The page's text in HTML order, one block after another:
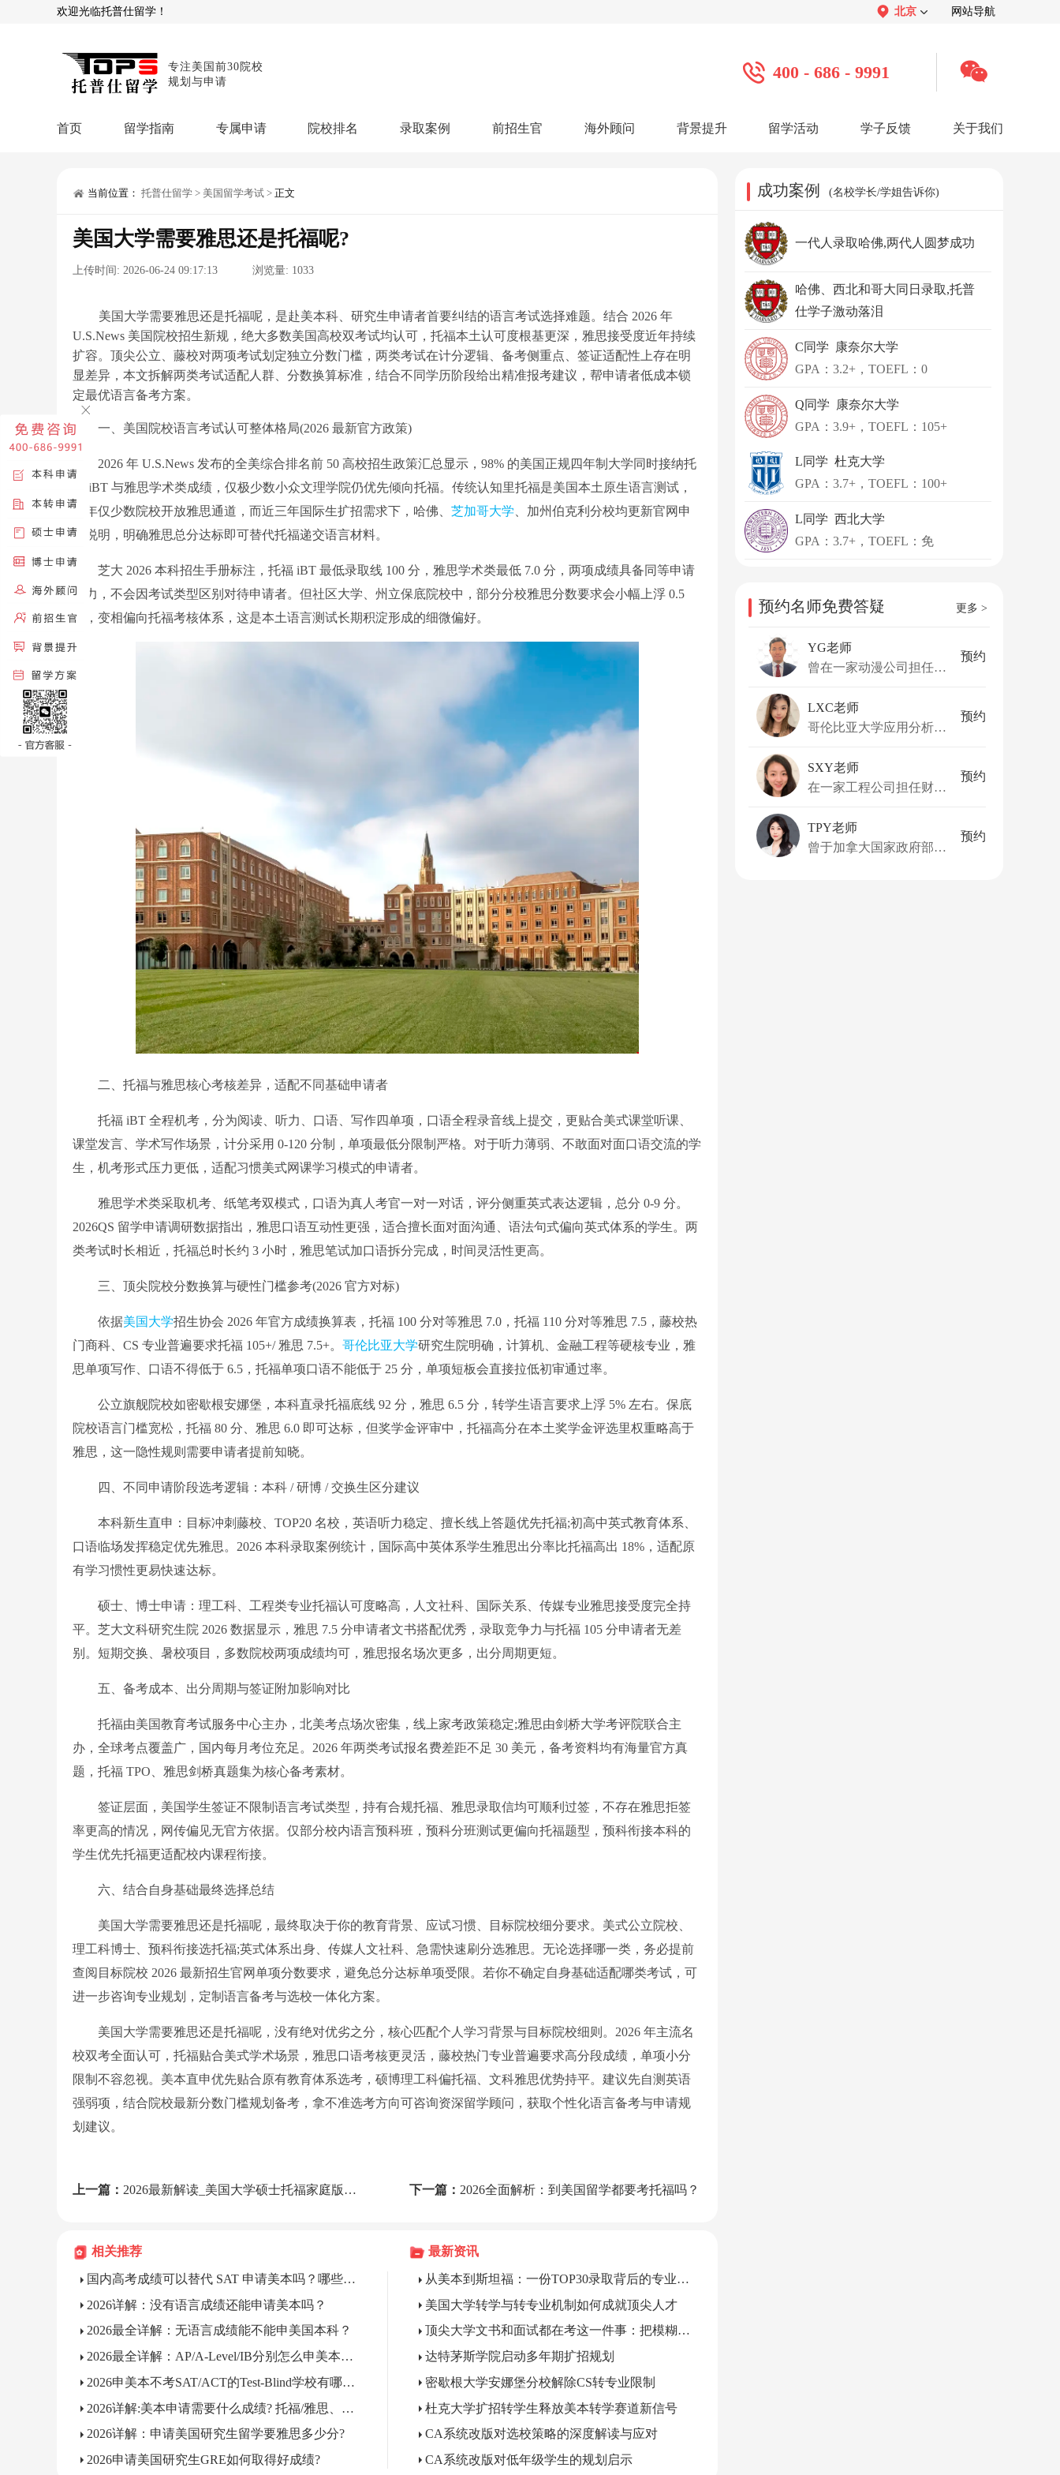
欢迎光临托普仕留学！ 北京 网站导航
专注美国前30院校
规划与申请
400 - 686 - 9991
首页 留学指南
留学攻略
留学资讯 院校资讯
专属申请
本科申请：
博士申请： 博士定制方案
混合申请： 菁英联申计划
留学工具： GPA计算器 留学评估 智能诊断
院校排名 录取案例 前招生官 海外顾问 背景提升 留学活动 学子反馈
学子心声： 感谢视频 学子访谈
关于我们
品牌介绍： 关于我们 公司活动 媒体报道
当前位置： 托普仕留学 > 美国留学考试 > 正文
美国大学需要雅思还是托福呢?
上传时间: 2026-06-24 09:17:13 浏览量: 1033
美国大学需要雅思还是托福呢，是赴美本科、研究生申请者首要纠结的语言考试选择难题。结合 2026 年
U.S.News 美国院校招生新规，绝大多数美国高校双考试均认可，托福本土认可度根基更深，雅思接受度近年持续
扩容。顶尖公立、藤校对两项考试划定独立分数门槛，两类考试在计分逻辑、备考侧重点、签证适配性上存在明
显差异，本文拆解两类考试适配人群、分数换算标准，结合不同学历阶段给出精准报考建议，帮申请者低成本锁
定最优语言备考方案。
一、美国院校语言考试认可整体格局(2026 最新官方政策)
2026 年 U.S.News 发布的全美综合排名前 50 高校招生政策汇总显示，98% 的美国正规四年制大学同时接纳托
福 iBT 与雅思学术类成绩，仅极少数小众文理学院仍优先倾向托福。传统认知里托福是美国本土原生语言测试，
早年仅少数院校开放雅思通道，而近三年国际生扩招需求下，哈佛、 芝加哥大学 、加州伯克利分校均更新官网申
请说明，明确雅思总分达标即可替代托福递交语言材料。
芝大 2026 本科招生手册标注，托福 iBT 最低录取线 100 分，雅思学术类最低 7.0 分，两项成绩具备同等申请
效力，不会因考试类型区别对待申请者。但社区大学、州立保底院校中，部分分校雅思分数要求会小幅上浮 0.5
分，变相偏向托福考核体系，这是本土语言测试长期积淀形成的细微偏好。
二、托福与雅思核心考核差异，适配不同基础申请者
托福 iBT 全程机考，分为阅读、听力、口语、写作四单项，口语全程录音线上提交，更贴合美式课堂听课、
课堂发言、学术写作场景，计分采用 0-120 分制，单项最低分限制严格。对于听力薄弱、不敢面对面口语交流的学
生，机考形式压力更低，适配习惯美式网课学习模式的申请者。
雅思学术类采取机考、纸笔考双模式，口语为真人考官一对一对话，评分侧重英式表达逻辑，总分 0-9 分。
2026QS 留学申请调研数据指出，雅思口语互动性更强，适合擅长面对面沟通、语法句式偏向英式体系的学生。两
类考试时长相近，托福总时长约 3 小时，雅思笔试加口语拆分完成，时间灵活性更高。
三、顶尖院校分数换算与硬性门槛参考(2026 官方对标)
依据美国大学招生协会 2026 年官方成绩换算表，托福 100 分对等雅思 7.0，托福 110 分对等雅思 7.5，藤校热
门商科、CS 专业普遍要求托福 105+/ 雅思 7.5+。 哥伦比亚大学研究生院明确，计算机、金融工程等硬核专业，雅
思单项写作、口语不得低于 6.5，托福单项口语不能低于 25 分，单项短板会直接拉低初审通过率。
公立旗舰院校如密歇根安娜堡，本科直录托福底线 92 分，雅思 6.5 分，转学生语言要求上浮 5% 左右。保底
院校语言门槛宽松，托福 80 分、雅思 6.0 即可达标，但奖学金评审中，托福高分在本土奖学金评选里权重略高于
雅思，这一隐性规则需要申请者提前知晓。
四、不同申请阶段选考逻辑：本科 / 研博 / 交换生区分建议
本科新生直申：目标冲刺藤校、TOP20 名校，英语听力稳定、擅长线上答题优先托福;初高中英式教育体系、
口语临场发挥稳定优先雅思。2026 本科录取案例统计，国际高中英体系学生雅思出分率比托福高出 18%，适配原
有学习惯性更易快速达标。
硕士、博士申请：理工科、工程类专业托福认可度略高，人文社科、国际关系、传媒专业雅思接受度完全持
平。芝大文科研究生院 2026 数据显示，雅思 7.5 分申请者文书搭配优秀，录取竞争力与托福 105 分申请者无差
别。短期交换、暑校项目，多数院校两项成绩均可，雅思报名场次更多，出分周期更短。
五、备考成本、出分周期与签证附加影响对比
托福由美国教育考试服务中心主办，北美考点场次密集，线上家考政策稳定;雅思由剑桥大学考评院联合主
办，全球考点覆盖广，国内每月考位充足。2026 年两类考试报名费差距不足 30 美元，备考资料均有海量官方真
题，托福 TPO、雅思剑桥真题集为核心备考素材。
签证层面，美国学生签证不限制语言考试类型，持有合规托福、雅思录取信均可顺利过签，不存在雅思拒签
率更高的情况，网传偏见无官方依据。仅部分校内语言预科班，预科分班测试更偏向托福题型，预科衔接本科的
学生优先托福更适配校内课程衔接。
六、结合自身基础最终选择总结
美国大学需要雅思还是托福呢，最终取决于你的教育背景、应试习惯、目标院校细分要求。美式公立院校、
理工科博士、预科衔接选托福;英式体系出身、传媒人文社科、急需快速刷分选雅思。无论选择哪一类，务必提前
查阅目标院校 2026 最新招生官网单项分数要求，避免总分达标单项受限。若你不确定自身基础适配哪类考试，可
进一步咨询专业规划，定制语言备考与选校一体化方案。
美国大学需要雅思还是托福呢，没有绝对优劣之分，核心匹配个人学习背景与目标院校细则。2026 年主流名
校双考全面认可，托福贴合美式学术场景，雅思口语考核更灵活，藤校热门专业普遍要求高分段成绩，单项小分
限制不容忽视。美本直申优先贴合原有教育体系选考，硕博理工科偏托福、文科雅思优势持平。建议先自测英语
强弱项，结合院校最新分数门槛规划备考，拿不准选考方向可咨询资深留学顾问，获取个性化语言备考与申请规
划建议。
上一篇： 2026最新解读_美国大学硕士托福家庭版要求是什么? 下一篇： 2026全面解析：到美国留学都要考托福吗？
相关推荐 最新资讯
国内高考成绩可以替代 SAT 申请美本吗？哪些学校接受？
2026详解：没有语言成绩还能申请美本吗？
2026最全详解：无语言成绩能不能申美国本科？
2026最全详解：AP/A-Level/IB分别怎么申美本，优势区别?
2026申美本不考SAT/ACT的Test-Blind学校有哪些？含金量低吗？
2026详解:美本申请需要什么成绩? 托福/雅思、SAT/ACT必须考吗?
2026详解：申请美国研究生留学要雅思多少分?
2026申请美国研究生GRE如何取得好成绩?
从美本到斯坦福：一份TOP30录取背后的专业支撑
美国大学转学与转专业机制如何成就顶尖人才
顶尖大学文书和面试都在考这一件事：把模糊关心变成精准问题
达特茅斯学院启动多年期扩招规划
密歇根大学安娜堡分校解除CS转专业限制
杜克大学扩招转学生释放美本转学赛道新信号
CA系统改版对选校策略的深度解读与应对
CA系统改版对低年级学生的规划启示
成功案例 (名校学长/学姐告诉你)
一代人录取哈佛,两代人圆梦成功
哈佛、西北和哥大同日录取,托普
仕学子激动落泪
C同学 康奈尔大学
GPA：3.2+，TOEFL：0
Q同学 康奈尔大学
GPA：3.9+，TOEFL：105+
L同学 杜克大学
GPA：3.7+，TOEFL：100+
L同学 西北大学
GPA：3.7+，TOEFL：免
预约名师免费答疑 更多 >
YG老师
曾在一家动漫公司担任运营总监
预约
LXC老师
哥伦比亚大学应用分析硕士
预约
SXY老师
在一家工程公司担任财务总监
预约
TPY老师
曾于加拿大国家政府部门任职，有世界五百强企业工作经历
预约